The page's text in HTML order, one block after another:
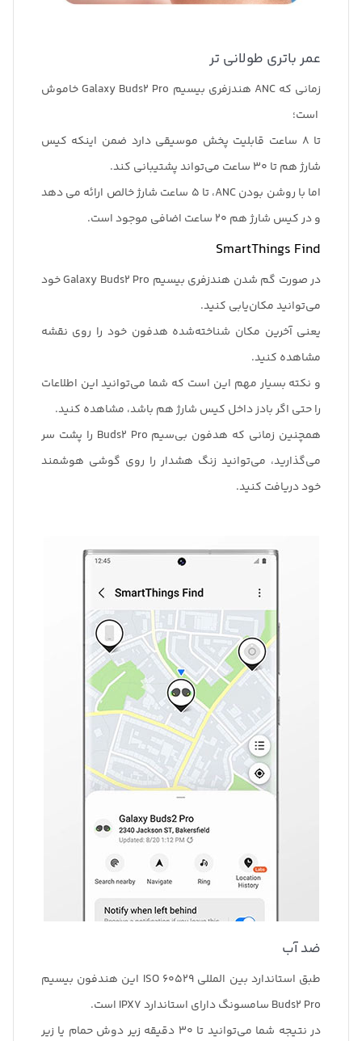
عمر باتری طولانی تر
زمانی که ANC هندزفری بیسیم Galaxy Buds2 Pro خاموش
است؛
تا 8 ساعت قابلیت پخش موسیقی دارد ضمن اینکه کیس
شارژ هم تا 30 ساعت می‌تواند پشتیبانی کند.
اما با روشن بودن ANC، تا 5 ساعت شارژ خالص ارائه می دهد
و در کیس شارژ هم 20 ساعت اضافی موجود است.
SmartThings Find
در صورت گم شدن هندزفری بیسیم Galaxy Buds2 Pro خود
می‌توانید مکان‌یابی کنید.
یعنی آخرین مکان شناخته‌شده هدفون خود را روی نقشه
مشاهده کنید.
و نکته بسیار مهم این است که شما می‌توانید این اطلاعات
را حتی اگر بادز داخل کیس شارژ هم باشد، مشاهده کنید.
همچنین زمانی که هدفون بی‌سیم Buds2 Pro را پشت سر
می‌گذارید، می‌توانید زنگ هشدار را روی گوشی هوشمند
خود دریافت کنید.
ضد آب
طبق استاندارد بین المللی ISO 60529 این هندفون بیسیم
Buds2 Pro سامسونگ دارای استاندارد IPX7 است.
در نتیجه شما می‌توانید تا 30 دقیقه زیر دوش حمام یا زیر